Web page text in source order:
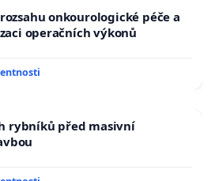
onkourologické péče a
operačních výkonů
rybníků před masivní